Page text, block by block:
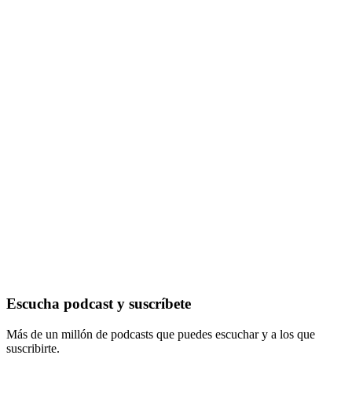
Escucha podcast y suscríbete
Más de un millón de podcasts que puedes escuchar y a los que
suscribirte.